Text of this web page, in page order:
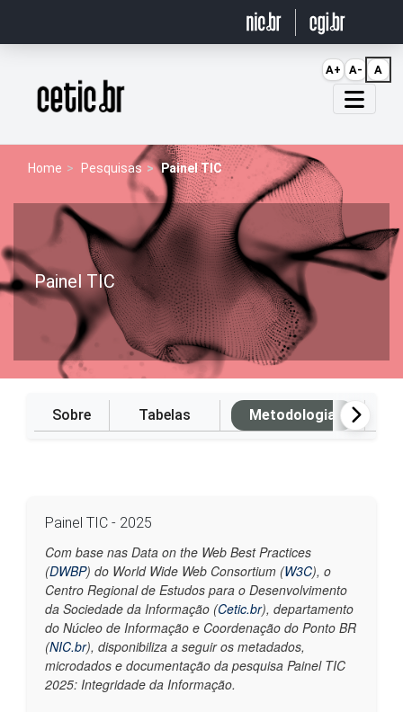
Página inicial
Home Pesquisas Painel TIC
Painel TIC
Sobre Tabelas Metodologia
Painel TIC - 2025
Com base nas Data on the Web Best Practices
(DWBP) do World Wide Web Consortium (W3C), o
Centro Regional de Estudos para o Desenvolvimento
da Sociedade da Informação (Cetic.br), departamento
do Núcleo de Informação e Coordenação do Ponto BR
(NIC.br), disponibiliza a seguir os metadados,
microdados e documentação da pesquisa Painel TIC
2025: Integridade da Informação.
A+ A- A